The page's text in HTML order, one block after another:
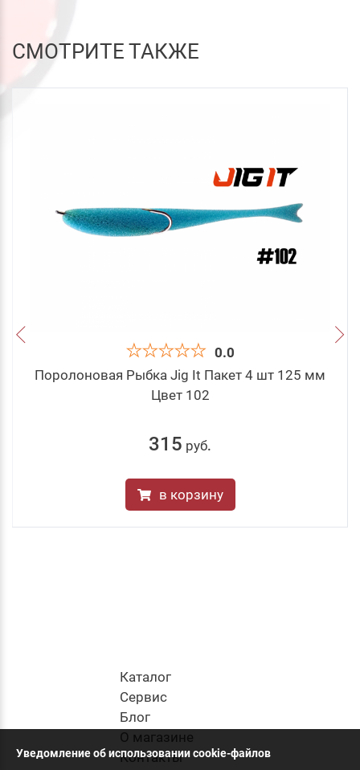
СМОТРИТЕ ТАКЖЕ
0.0
Поролоновая Рыбка Jig It Пакет 4 шт 125 мм
Цвет 102
315 руб.
в корзину
Каталог
Cервис
Блог
О магазине
Контакты
Уведомление об использовании cookie-файлов